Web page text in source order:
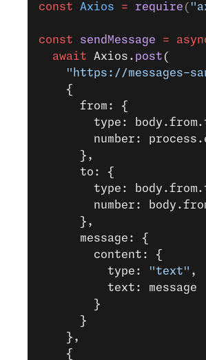
const Axios = require (
const sendMessage =
  await
Axios. post (
"https://messages-
    {
      from: {
type:
number:
      },
      to: {
type:
number:
      },
      message: {
        content: {
          type:
"text" ,
          text: message
        }
      }
    },
    {